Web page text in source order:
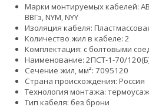
Марки монтируемых кабелей:
ВВГз, NYM, NYY
Изоляция кабеля:
Количество жил в кабеле: 2
Комплектация: с болтовыми
Наименование: 2ПСТ-1-70/
Сечение жил, мм²: 7095120
Страна происхождения: Россия
Технология монтажа:
Тип кабеля: без брони